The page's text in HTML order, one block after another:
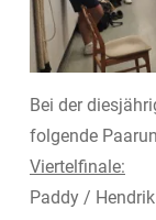
Bei der
folgende
Viertelfinale:
Paddy /